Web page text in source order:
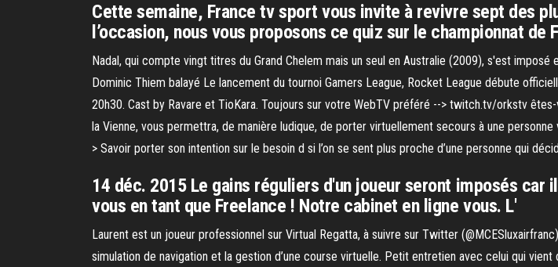
Cette semaine, France tv sport vous invite à revivre sept des
l’occasion, nous vous proposons ce quiz sur le championnat de
Nadal, qui compte vingt titres du Grand Chelem mais un seul en Australie (2009), s'est
Dominic Thiem balayé Le lancement du tournoi Gamers League, Rocket League débute
20h30. Cast by Ravare et TioKara. Toujours sur votre WebTV préféré --> twitch.tv/orkstv
la Vienne, vous permettra, de manière ludique, de porter virtuellement secours à une
> Savoir porter son intention sur le besoin d si l’on se sent plus proche d’une personne qui
14 déc. 2015 Le gains réguliers d'un joueur seront imposés
vous en tant que Freelance ! Notre cabinet en ligne vous. L'
Laurent est un joueur professionnel sur Virtual Regatta, à suivre sur Twitter
simulation de navigation et la gestion d’une course virtuelle. Petit entretien avec celui qui